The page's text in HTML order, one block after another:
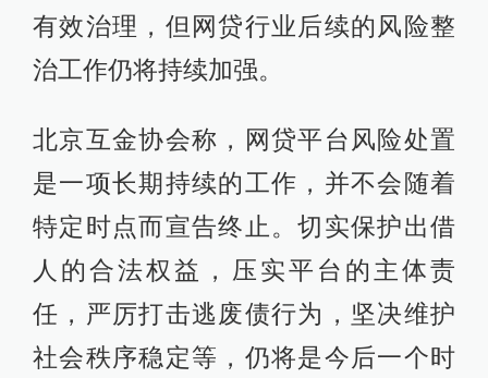
有效治理，但网贷行业后续的风险整
治工作仍将持续加强。
北京互金协会称，网贷平台风险处置
是一项长期持续的工作，并不会随着
特定时点而宣告终止。切实保护出借
人的合法权益，压实平台的主体责
任，严厉打击逃废债行为，坚决维护
社会秩序稳定等，仍将是今后一个时